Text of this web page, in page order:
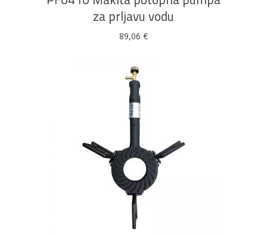
za prljavu vodu
89,06 €
DODAJ U KOŠARICU